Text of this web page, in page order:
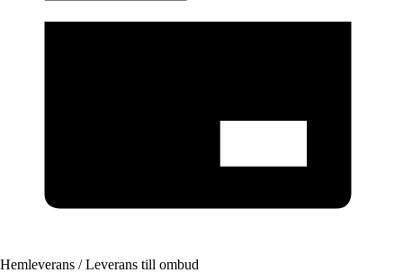
Hemleverans / Leverans till ombud